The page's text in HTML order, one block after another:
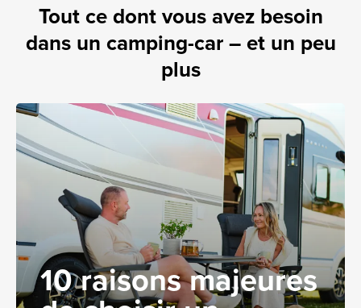
Tout ce dont vous avez besoin
dans un camping-car – et un peu
plus
10 raisons majeures